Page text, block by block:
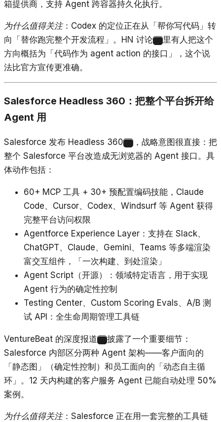
箱提供商，支持 Agent 跨容器持久化执行。
为什么值得关注：Codex 的定位正在从「帮你写代码」转
向「替你跑完整个开发流程」。HN 讨论
里有人把这个
方向概括为「代码作为 agent action 的接口」，这个说
法比官方宣传更准确。
Salesforce Headless 360：把整个平台拆开给
Agent 用
Salesforce 发布 Headless 360
，战略意图很直接：把
整个 Salesforce 平台改造成无浏览器的 Agent 接口。具
体动作包括：
60+ MCP 工具 + 30+ 预配置编码技能，Claude
Code、Cursor、Codex、Windsurf 等 Agent 获得
完整平台访问权限
Agentforce Experience Layer：支持在 Slack、
ChatGPT、Claude、Gemini、Teams 等多端渲染
富交互组件，「一次构建、到处渲染」
Agent Script（开源）：领域特定语言，用于实现
Agent 行为的确定性控制
Testing Center、Custom Scoring Evals、A/B 测
试 API：全生命周期管理工具链
VentureBeat 的深度报道
披露了一个重要细节：
Salesforce 内部区分两种 Agent 架构——客户面向的
「静态图」（确定性控制）和员工面向的「动态自主循
环」。12 天内构建的客户服务 Agent 已能自动处理 50%
案例。
为什么值得关注：Salesforce 正在用一套完整的工具链